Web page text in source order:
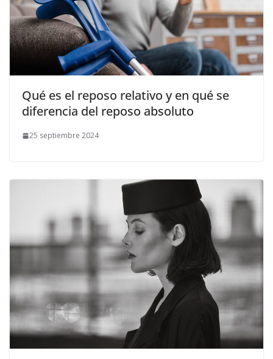
Qué es el reposo relativo y en qué se
diferencia del reposo absoluto
25 septiembre 2024